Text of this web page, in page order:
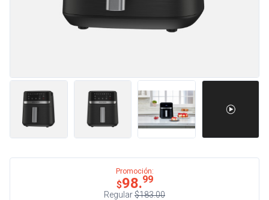
Promoción:
$98.99
Regular$183.00